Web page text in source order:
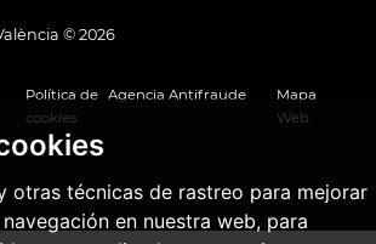
otras técnicas de rastreo para mejorar
en nuestra web, para
© 2026
Política de
cookies
Agencia Antifraude
Mapa
Web